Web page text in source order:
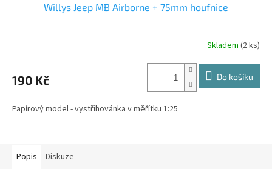
Willys Jeep MB Airborne + 75mm houfnice
Skladem (2 ks)
190 Kč Do košíku
Papírový model - vystřihovánka v měřítku 1:25
Popis Diskuze